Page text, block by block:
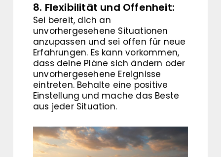
8. Flexibilität und Offenheit:
Sei bereit, dich an
unvorhergesehene Situationen
anzupassen und sei offen für neue
Erfahrungen. Es kann vorkommen,
dass deine Pläne sich ändern oder
unvorhergesehene Ereignisse
eintreten. Behalte eine positive
Einstellung und mache das Beste
aus jeder Situation.